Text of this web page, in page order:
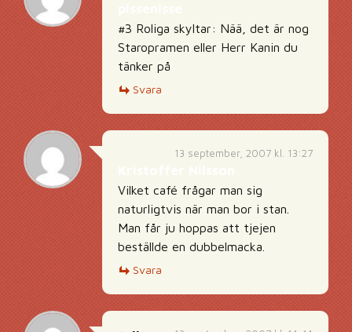
#3 Roliga skyltar: Nää, det är nog
Staropramen eller Herr Kanin du
tänker på
Svara
13 september, 2007 kl. 13:27
Vilket café frågar man sig
naturligtvis när man bor i stan.
Man får ju hoppas att tjejen
beställde en dubbelmacka.
Svara